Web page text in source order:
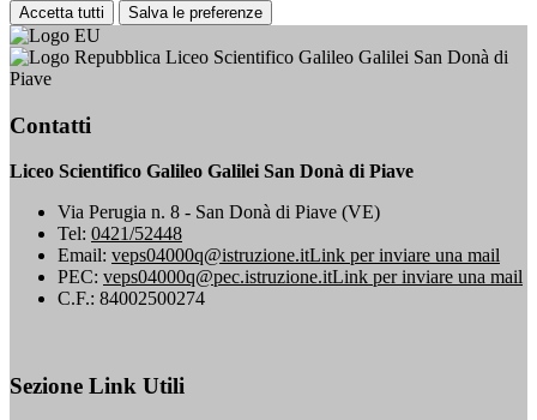
Accetta tutti Salva le preferenze
Liceo Scientifico Galileo Galilei San Donà di
Piave
Contatti
Liceo Scientifico Galileo Galilei San Donà di Piave
Via Perugia n. 8 - San Donà di Piave (VE)
Tel: 0421/52448
Email: veps04000q@istruzione.itLink per inviare una mail
PEC: veps04000q@pec.istruzione.itLink per inviare una mail
C.F.: 84002500274
Sezione Link Utili